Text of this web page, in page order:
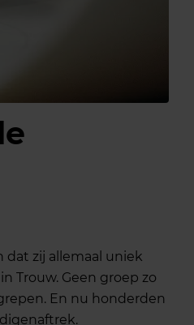
dat zij allemaal uniek
Trouw. Geen groep zo
En nu honderden